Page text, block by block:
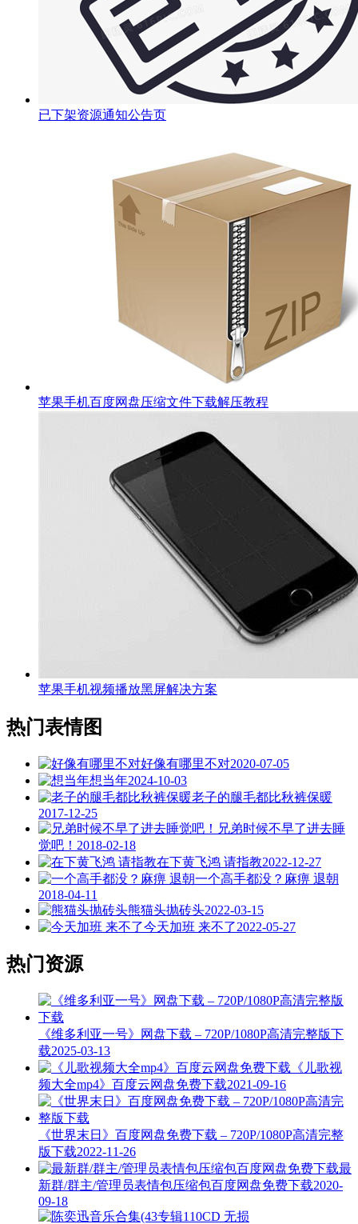
已下架资源通知公告页
苹果手机百度网盘压缩文件下载解压教程
苹果手机视频播放黑屏解决方案
热门表情图
好像有哪里不对2020-07-05
想当年2024-10-03
老子的腿毛都比秋裤保暖
2017-12-25
兄弟时候不早了进去睡
觉吧！ 2018-02-18
在下黄飞鸿 请指教2022-12-27
一个高手都没？麻痹 退朝
2018-04-11
熊猫头抛砖头2022-03-15
今天加班 来不了2022-05-27
热门资源
《维多利亚一号》网盘下载 – 720P/1080P高清完整版下
载2025-03-13
《儿歌视
频大全mp4》百度云网盘免费下载2021-09-16
《世界末日》百度网盘免费下载 – 720P/1080P高清完整
版下载2022-11-26
最
新群/群主/管理员表情包压缩包百度网盘免费下载2020-
09-18